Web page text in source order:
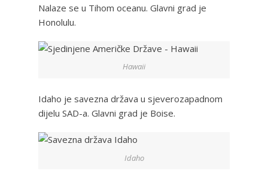
Nalaze se u Tihom oceanu. Glavni grad je
Honolulu.
Hawaii
Idaho je savezna država u sjeverozapadnom
dijelu SAD-a. Glavni grad je Boise.
Idaho